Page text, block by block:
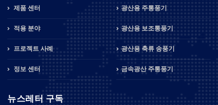
제품 센터
적용 분야
프로젝트 사례
정보 센터
광산용 주통풍기
광산용 보조통풍기
광산용 축류 송풍기
금속광산 주통풍기
뉴스레터 구독